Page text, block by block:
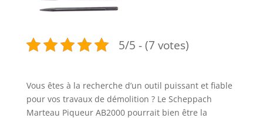
5/5 - (7 votes)
Vous êtes à la recherche d’un outil puissant et fiable
pour vos travaux de démolition ? Le Scheppach
Marteau Piqueur AB2000 pourrait bien être la